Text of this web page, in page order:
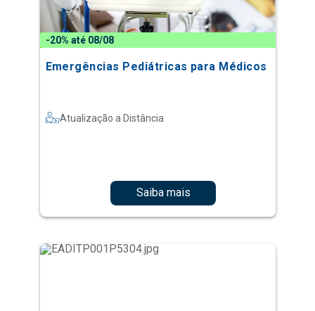
-20% até 08/08
Emergências Pediátricas para Médicos
Atualização a Distância
Saiba mais